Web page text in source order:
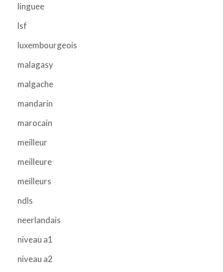
linguee
lsf
luxembourgeois
malagasy
malgache
mandarin
marocain
meilleur
meilleure
meilleurs
ndls
neerlandais
niveau a1
niveau a2